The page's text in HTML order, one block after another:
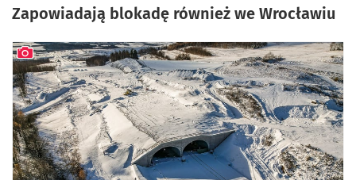
Zapowiadają blokadę również we Wrocławiu